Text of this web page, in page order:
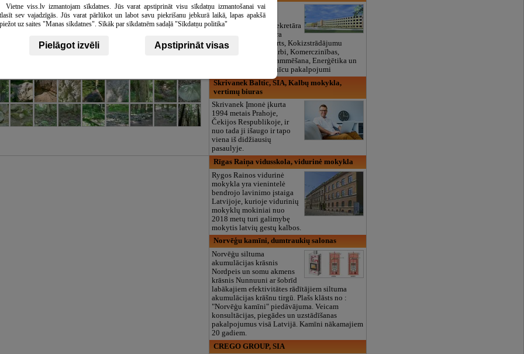
Piedāvātās izglītības
programmas:
Administratīvie un sekretāra
pakalpojumi, Interjera
dizains, Autotransports, Kokizstrādājumu
izgatavošana, Būvdarbi, Komerczinības,
Datorsistēmas, Programmēšana, Enerģētika un
elektrotehnika, Viesnīcu pakalpojumi
Skrivanek Baltic, SIA, Kalbų mokykla,
vertimų biuras
Skrivanek Įmonė įkurta
1994 metais Prahoje,
Čekijos Respublikoje, ir
nuo tada ji išaugo ir tapo
viena iš didžiausių
pasaulyje.
Rīgas Raiņa vidusskola, vidurinė mokykla
Rygos Rainos vidurinė
mokykla yra vienintelė
bendrojo lavinimo įstaiga
Latvijoje, kurioje vidurinių
mokyklų mokiniai nuo
2018 metų turi galimybę
mokytis latvių gestų kalbos.
Norvēģu kamīni, dumtraukių salonas
Norvēģu siltuma
akumulācijas krāsnis
Nordpeis un somu akmens
krāsnis Nunnuuni ar šobrīd
labākajiem efektivitātes rādītājiem siltuma
akumulācijas krāšnu tirgū. Plašs klāsts no :
"Norvēģu kamīni" piedāvājuma. Veicam
konsultācijas, piegādes un uzstādīšanas
pakalpojumus visā Latvijā. Kamīni nākamajiem
20 gadiem.
CREGO GROUP, SIA
Vietne viss.lv izmantojam sīkdatnes. Jūs varat apstiprināt visu sīkdatņu izmantošanai vai
sev vajadzīgās. Jūs varat pārlūkot un labot savu piekrišanu jebkurā laikā, lapas apakšā
uz saites "Manas sīkdatnes". Sīkāk par sīkdatnēm sadaļā "Sīkdatņu politika"
Pielāgot izvēli Apstiprināt visas